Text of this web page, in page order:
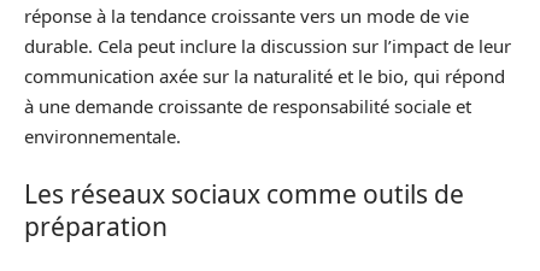
réponse à la tendance croissante vers un mode de vie
durable. Cela peut inclure la discussion sur l’impact de leur
communication axée sur la naturalité et le bio, qui répond
à une demande croissante de responsabilité sociale et
environnementale.
Les réseaux sociaux comme outils de
préparation